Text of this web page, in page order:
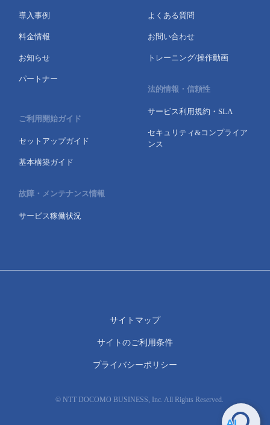
導入事例
料金情報
お知らせ
パートナー
ご利用開始ガイド
セットアップガイド
基本構築ガイド
故障・メンテナンス情報
サービス稼働状況
よくある質問
お問い合わせ
トレーニング/操作動画
法的情報・信頼性
サービス利用規約・SLA
セキュリティ&コンプライア
ンス
© NTT DOCOMO BUSINESS, Inc. All Rights Reserved.
サイトマップ
サイトのご利用条件
プライバシーポリシー